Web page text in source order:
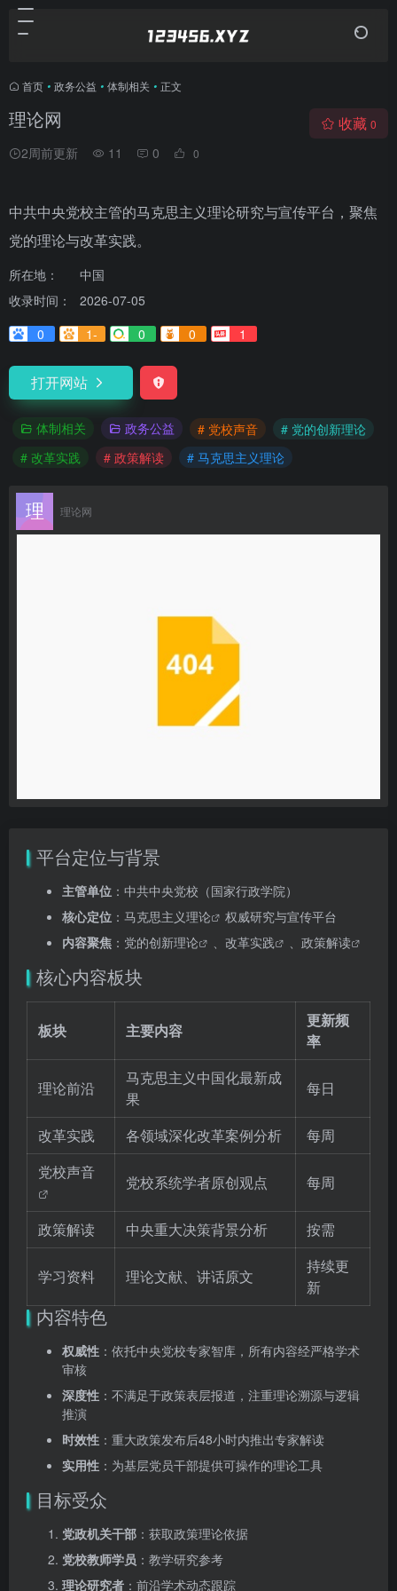
首页 • 政务公益 • 体制相关 • 正文
理论网
2周前更新 11 0 0
收藏 0
中共中央党校主管的马克思主义理论研究与宣传平台，聚焦
党的理论与改革实践。
所在地：
中国
收录时间：
2026-07-05
0
1- 0 0 1
打开网站
体制相关 政务公益 # 党校声音
# 党的创新理论
# 改革实践
# 政策解读 # 马克思主义理论
理论网
平台定位与背景
主管单位 ：中共中央党校（国家行政学院）
核心定位 ： 马克思主义理论
权威研究与宣传平台
内容聚焦 ： 党的创新理论 、 改革实践 、 政策解读
核心内容板块
板块 主要内容
更新频
率
理论前沿
马克思主义中国化最新成
果
每日
改革实践 各领域深化改革案例分析
每周
党校声音
党校系统学者原创观点 每周
政策解读 中央重大决策背景分析 按需
学习资料 理论文献、讲话原文
持续更
新
内容特色
权威性 ：依托中央党校专家智库，所有内容经严格学术
审核
深度性 ：不满足于政策表层报道，注重理论溯源与逻辑
推演
时效性 ：重大政策发布后48小时内推出专家解读
实用性 ：为基层党员干部提供可操作的理论工具
目标受众
党政机关干部 ：获取政策理论依据
党校教师学员 ：教学研究参考
理论研究者 ：前沿学术动态跟踪